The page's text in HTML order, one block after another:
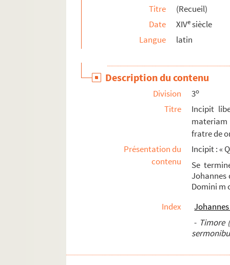
111. Sermones per annum
112. (Recueil)
113. (Recueil)
114. In hoc volumine continentur quedam
117. (Recueil)
118. Liber sermonum Montis Dei de festis
119. Summa Raymundi de casibus sine
124. (Recueil)
Titre
(Recueil)
Date
XIVesiècle
Langue
latin
Description du contenu
Division 3o
Titre
Incipit
fratre de
Présentation du
contenu
Incipit : «
Se
Johannes
Domini m
Index
- Timore